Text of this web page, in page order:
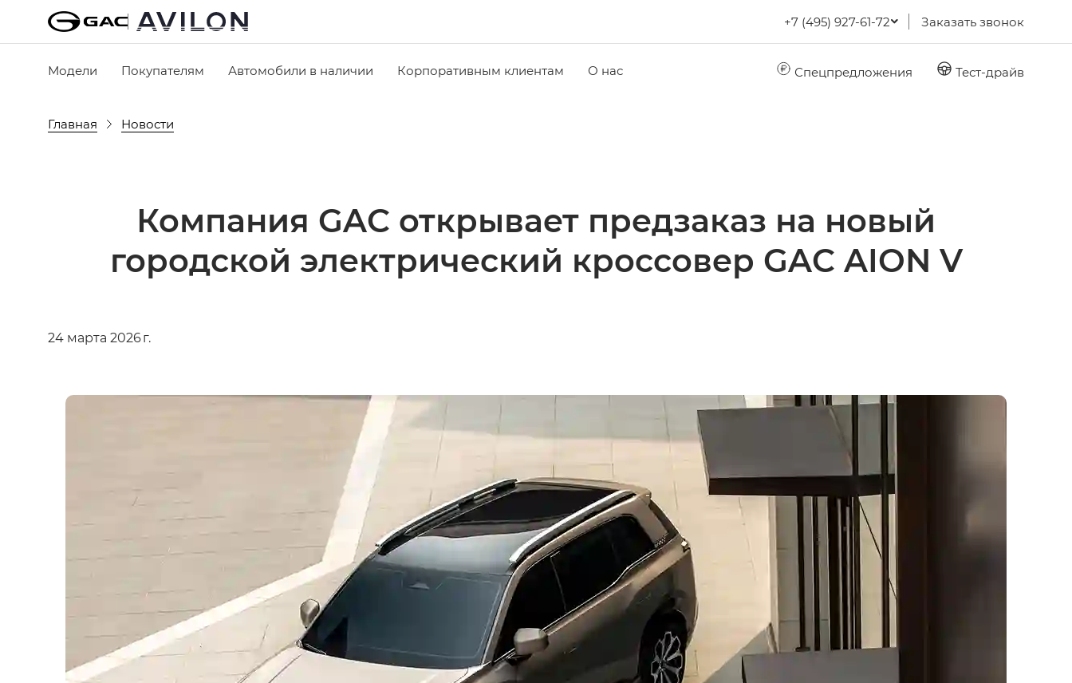
+7 (495) 927-61-72 Заказать звонок
Модели Покупателям Автомобили в наличии Корпоративным клиентам О нас Спецпредложения Тест-драйв
Главная Новости
Компания GAC открывает предзаказ на новый
городской электрический кроссовер GAC AION V
24 марта 2026 г.